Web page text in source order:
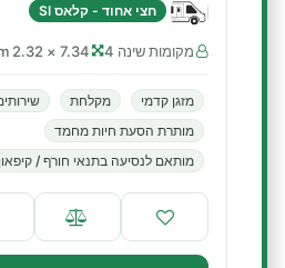
חצי אחוד - קלאס SI
מקומות שינה 4 7.34 × 2.32 m
מזגן קדמי מקלחת
מותרת הסעת חיות מחמד
מותאם לנסיעה בתנאי חורף / קיפאון